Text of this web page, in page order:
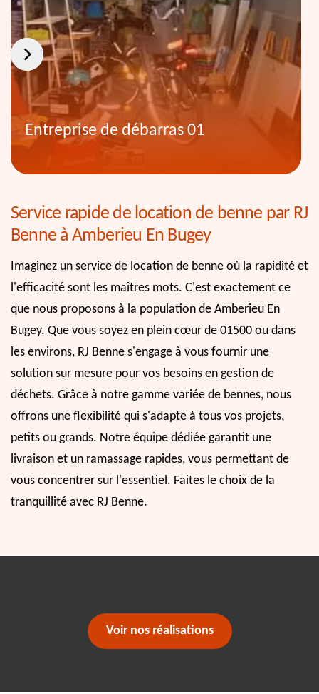
Entreprise de débarras 01
Service rapide de location de benne par RJ
Benne à Amberieu En Bugey
Imaginez un service de location de benne où la rapidité et
l'efficacité sont les maîtres mots. C'est exactement ce
que nous proposons à la population de Amberieu En
Bugey. Que vous soyez en plein cœur de 01500 ou dans
les environs, RJ Benne s'engage à vous fournir une
solution sur mesure pour vos besoins en gestion de
déchets. Grâce à notre gamme variée de bennes, nous
offrons une flexibilité qui s'adapte à tous vos projets,
petits ou grands. Notre équipe dédiée garantit une
livraison et un ramassage rapides, vous permettant de
vous concentrer sur l'essentiel. Faites le choix de la
tranquillité avec RJ Benne.
Voir nos réalisations